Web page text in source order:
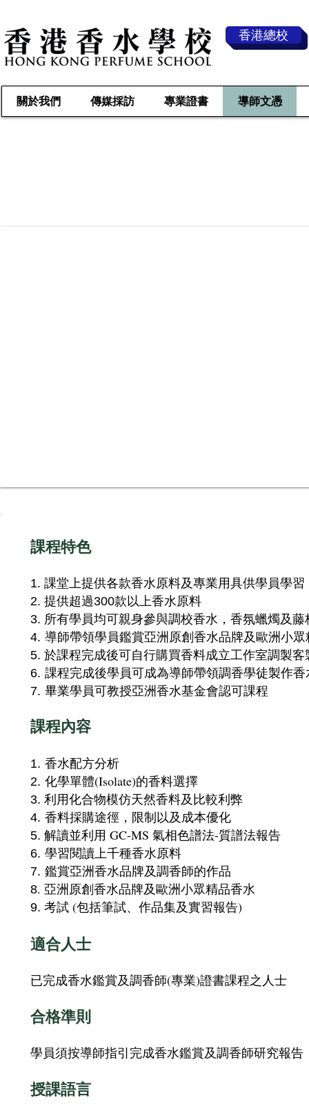
香港總校
關於我們 傳媒採訪 專業證書 導師文憑
課程特色
1. 課堂上提供各款香水原料及專業用具供學員學習
2. 提供超過300款以上香水原料
3. 所有學員均可親身參與調校香水，香氛蠟燭及
4. 導師帶領學員鑑賞亞洲原創香水品牌及歐洲小
5. 於課程完成後可自行購買香料成立工作室調製客
6. 課程完成後學員可成為導師帶領調香學徒製作
7. 畢業學員可教授亞洲香水基金會認可課程
課程內容
1. 香水配方分析
2. 化學單體(Isolate)的香料選擇
3. 利用化合物模仿天然香料及比較利弊
4. 香料採購途徑，限制以及成本優化
5. 解讀並利用 GC-MS 氣相色譜法-質譜法報告
6. 學習閱讀上千種香水原料
7. 鑑賞亞洲香水品牌及調香師的作品
8. 亞洲原創香水品牌及歐洲小眾精品香水
9. 考試 (包括筆試、作品集及實習報告)
適合人士
已完成香水鑑賞及調香師(專業)證書課程之人士
合格準則
學員須按導師指引完成香水鑑賞及調香​師研究報告
授課語言